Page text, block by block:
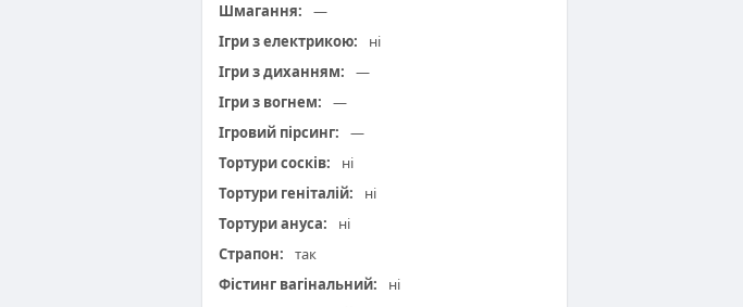
Шмагання:
—
Ігри з електрикою:
ні
Ігри з диханням:
—
Ігри з вогнем:
—
Ігровий пірсинг:
—
Тортури сосків:
ні
Тортури геніталій:
ні
Тортури ануса:
ні
Страпон:
так
Фістинг вагінальний:
ні